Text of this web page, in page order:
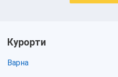
Курорти
Варна